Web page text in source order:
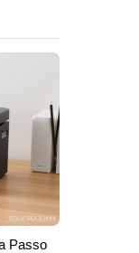
Passo